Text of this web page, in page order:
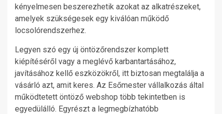
kényelmesen beszerezhetik azokat az alkatrészeket,
amelyek szükségesek egy kiválóan működő
locsolórendszerhez.
Legyen szó egy új öntözőrendszer komplett
kiépítéséről vagy a meglévő karbantartásához,
javításához kellő eszközökről, itt biztosan megtalálja a
vásárló azt, amit keres. Az Esőmester vállalkozás által
működtetett öntöző webshop több tekintetben is
egyedülálló. Egyrészt a legmegbízhatóbb